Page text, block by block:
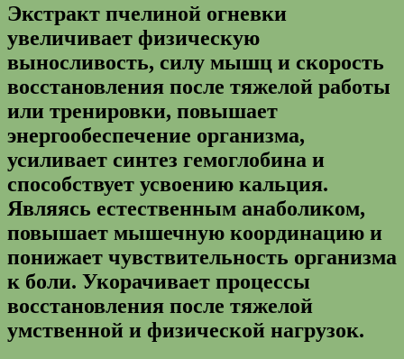
Экстракт пчелиной огневки
увеличивает физическую
выносливость, силу мышц и скорость
восстановления после тяжелой работы
или тренировки, повышает
энергообеспечение организма,
усиливает синтез гемоглобина и
способствует усвоению кальция.
Являясь естественным анаболиком,
повышает мышечную координацию и
понижает чувствительность организма
к боли. Укорачивает процессы
восстановления после тяжелой
умственной и физической нагрузок.